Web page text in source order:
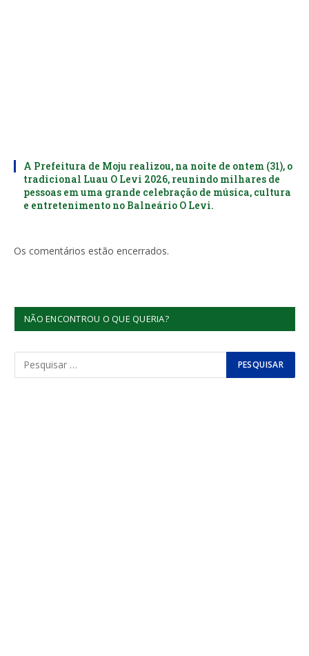
A Prefeitura de Moju realizou, na noite de ontem (31), o
tradicional Luau O Levi 2026, reunindo milhares de
pessoas em uma grande celebração de música, cultura
e entretenimento no Balneário O Levi.
Os comentários estão encerrados.
NÃO ENCONTROU O QUE QUERIA?